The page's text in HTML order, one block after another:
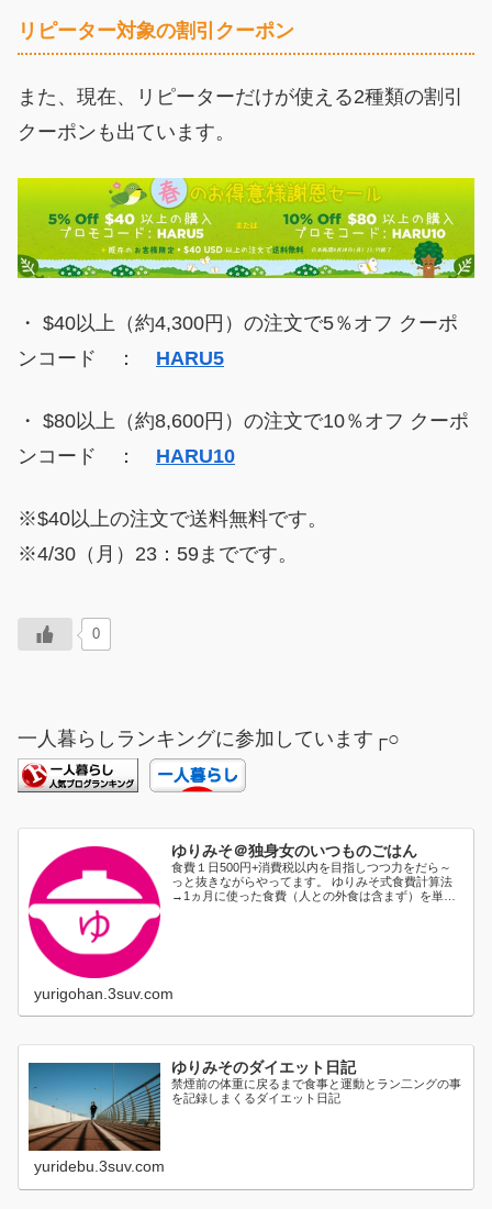
リピーター対象の割引クーポン
また、現在、リピーターだけが使える2種類の割引
クーポンも出ています。
・ $40以上（約4,300円）の注文で5％オフ クーポ
ンコード ： HARU5
・ $80以上（約8,600円）の注文で10％オフ クーポ
ンコード ： HARU10
※$40以上の注文で送料無料です。
※4/30（月）23：59までです。
0
一人暮らしランキングに参加しています┌○
ゆりみそ＠独身女のいつものごはん
食費１日500円+消費税以内を目指しつつ力をだら～
っと抜きながらやってます。 ゆりみそ式食費計算法
→1ヵ月に使った食費（人との外食は含まず）を単純
yurigohan.3suv.com
ゆりみそのダイエット日記
禁煙前の体重に戻るまで食事と運動とラン二ングの事
を記録しまくるダイエット日記
yuridebu.3suv.com